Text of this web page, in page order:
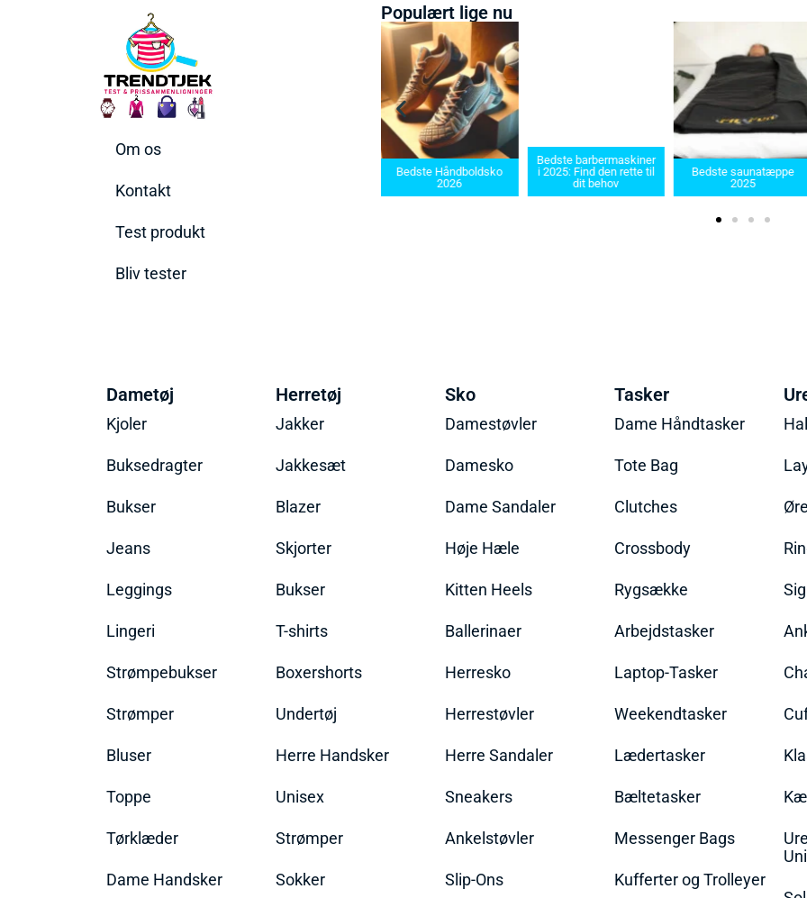
Om os
Kontakt
Test produkt
Bliv tester
Populært lige nu
2025
Bedste Håndboldsko
2026
Bedste barbermaskiner
i 2025: Find den rette til
dit behov
Bedste saunatæppe
2025
Dametøj
Kjoler
Buksedragter
Bukser
Jeans
Leggings
Lingeri
Strømpebukser
Strømper
Bluser
Toppe
Tørklæder
Dame Handsker
Herretøj
Jakker
Jakkesæt
Blazer
Skjorter
Bukser
T-shirts
Boxershorts
Undertøj
Herre Handsker
Unisex
Strømper
Sokker
Sko
Damestøvler
Damesko
Dame Sandaler
Høje Hæle
Kitten Heels
Ballerinaer
Herresko
Herrestøvler
Herre Sandaler
Sneakers
Ankelstøvler
Slip-Ons
Tasker
Dame Håndtasker
Tote Bag
Clutches
Crossbody
Rygsække
Arbejdstasker
Laptop-Tasker
Weekendtasker
Lædertasker
Bæltetasker
Messenger Bags
Kufferter og Trolleyer